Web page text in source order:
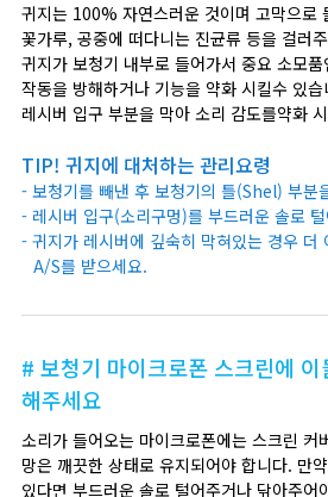
귀지는 100% 자연스러운 것이며 고막으로
꽃가루, 공중에 떠다니는 진균류 등을 걸러
귀지가 보청기 내부로 들어가서 중요 소모
작동을 방해하거나 기능을 약화 시킬수 있
레시버 입구 부분을 막아 소리 감도를약화
TIP! 귀지에 대처하는 관리요령
- 보청기를 빼낸 후 보청기의 틀(Shel) 부분
- 레시버 입구(소리구멍)를 부드러운 솔로
- 귀지가 레시버에 깊숙히 막혀있는 경우 더
A/S를 받으세요.
# 보청기 마이크로폰 스크린에
해주세요
소리가 들어오는 마이크로폰에는 스크린 커
망은 깨끗한 상태로 유지되어야 합니다. 만
있다면 부드러운 솔로 털어주거나 닦아주어